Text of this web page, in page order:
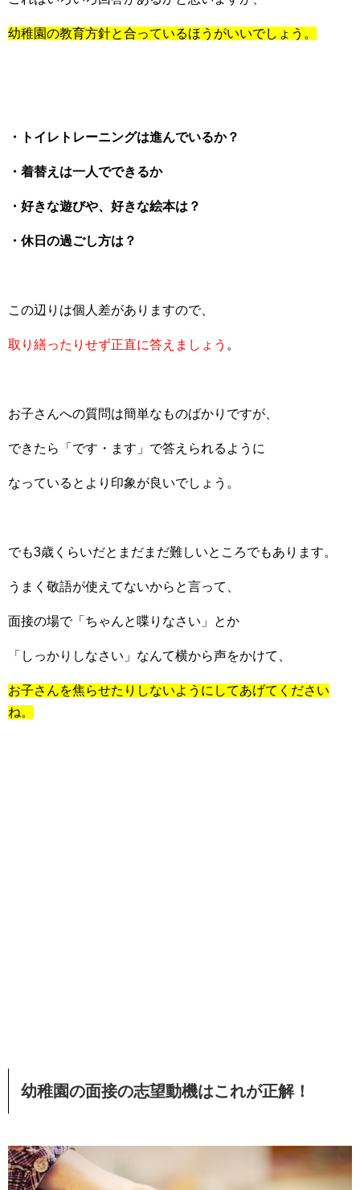
幼稚園の教育方針と合っているほうがいいでしょう。
・トイレトレーニングは進んでいるか？
・着替えは一人でできるか
・好きな遊びや、好きな絵本は？
・休日の過ごし方は？
この辺りは個人差がありますので、
取り繕ったりせず正直に答えましょう 。
お子さんへの質問は簡単なものばかりですが、
できたら「です・ます」で答えられるように
なっているとより印象が良いでしょう。
でも3歳くらいだとまだまだ難しいところでもあります。
うまく敬語が使えてないからと言って、
面接の場で「ちゃんと喋りなさい」とか
「しっかりしなさい」なんて横から声をかけて、
お子さんを焦らせたりしないようにしてあげてください
ね。
幼稚園の面接の志望動機はこれが正解！